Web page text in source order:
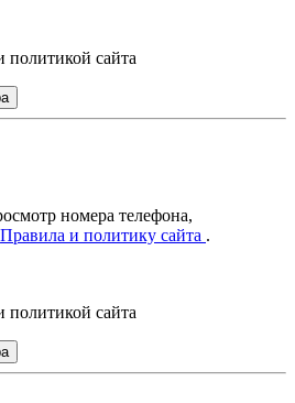
политикой сайта
номера телефона,
Правила и политику сайта .
политикой сайта